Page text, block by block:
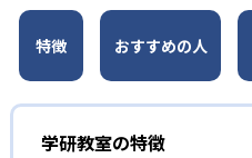
特徴 おすすめの人
学研教室の特徴